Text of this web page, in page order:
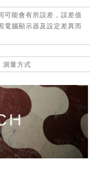
可能會有所誤差，誤差值
電腦顯示器及設定差異而
測量方式